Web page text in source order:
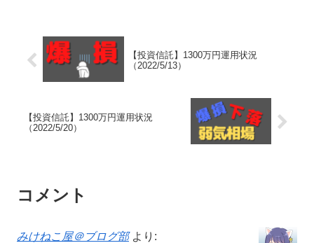
【投資信託】1300万円運用状況
（2022/5/13）
【投資信託】1300万円運用状況
（2022/5/20）
コメント
みけねこ屋＠ブログ部 より: